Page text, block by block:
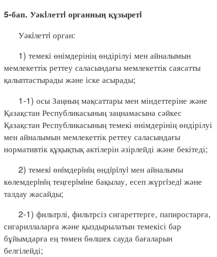
5-бап. Уәкiлеттi органның құзыретi
Уәкiлеттi орган:
1) темекі өнімдерінің өндірілуі мен айналымын
мемлекеттік реттеу саласындағы мемлекеттік саясатты
қалыптастырады және іске асырады;
1-1) осы Заңның мақсаттары мен міндеттеріне және
Қазақстан Республикасының заңнамасына сәйкес
Қазақстан Республикасының темекі өнімдерінің өндірілуі
мен айналымын мемлекеттік реттеу саласындағы
нормативтік құқықтық актілерін әзірлейді және бекітеді;
2) темекi өнiмдерiнiң өндiрiлуi мен айналымы
көлемдерiнiң теңгерiмiне бақылау, есеп жүргiзедi және
талдау жасайды;
2-1) фильтрлі, фильтрсіз сигареттерге, папиростарға,
сигариллаларға және қыздырылатын темекісі бар
бұйымдарға ең төмен бөлшек сауда бағаларын
белгілейді;